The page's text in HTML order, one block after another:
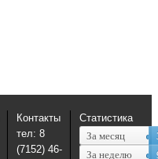
Контакты
тел: 8
(7152) 46-
Статистика
За месяц
За неделю